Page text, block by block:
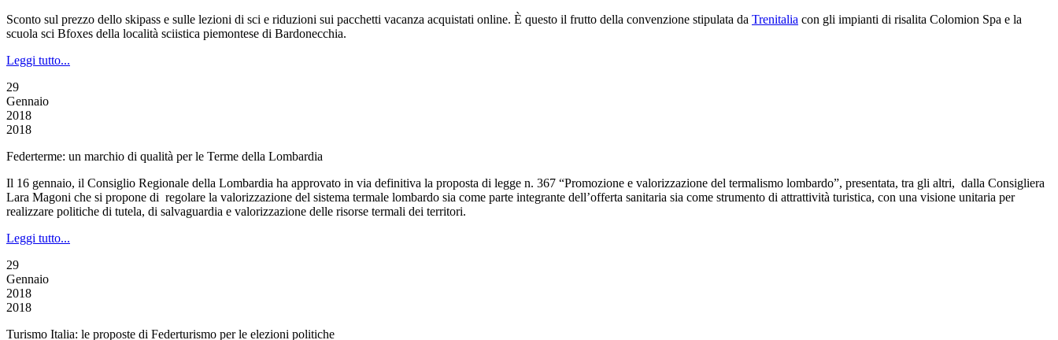
Sconto sul prezzo dello skipass e sulle lezioni di sci e riduzioni sui pacchetti vacanza acquistati online. È questo il frutto della convenzione stipulata da Trenitalia con gli impianti di risalita Colomion Spa e la
scuola sci Bfoxes della località sciistica piemontese di Bardonecchia.
Leggi tutto...
29
Gennaio
2018
2018
Federterme: un marchio di qualità per le Terme della Lombardia
Il 16 gennaio, il Consiglio Regionale della Lombardia ha approvato in via definitiva la proposta di legge n. 367 “Promozione e valorizzazione del termalismo lombardo”, presentata, tra gli altri, dalla Consigliera
Lara Magoni che si propone di regolare la valorizzazione del sistema termale lombardo sia come parte integrante dell’offerta sanitaria sia come strumento di attrattività turistica, con una visione unitaria per
realizzare politiche di tutela, di salvaguardia e valorizzazione delle risorse termali dei territori.
Leggi tutto...
29
Gennaio
2018
2018
Turismo Italia: le proposte di Federturismo per le elezioni politiche